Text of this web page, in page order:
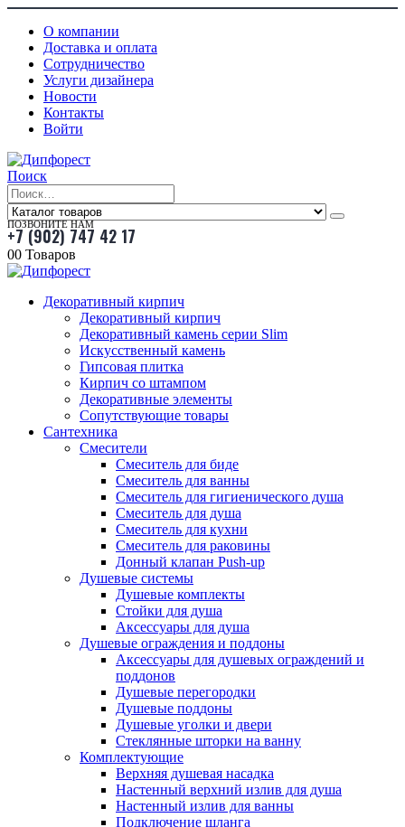
О компании
Доставка и оплата
Сотрудничество
Услуги дизайнера
Новости
Контакты
Войти
Поиск
ПОЗВОНИТЕ НАМ
+7 (902) 747 42 17
00 Товаров
Декоративный кирпич
Декоративный кирпич
Декоративный камень серии Slim
Искусственный камень
Гипсовая плитка
Кирпич со штампом
Декоративные элементы
Сопутствующие товары
Сантехника
Смесители
Смеситель для биде
Смеситель для ванны
Смеситель для гигиенического душа
Смеситель для душа
Смеситель для кухни
Смеситель для раковины
Донный клапан Push-up
Душевые системы
Душевые комплекты
Стойки для душа
Аксессуары для душа
Душевые ограждения и поддоны
Аксессуары для душевых ограждений и
поддонов
Душевые перегородки
Душевые поддоны
Душевые уголки и двери
Стеклянные шторки на ванну
Комплектующие
Верхняя душевая насадка
Настенный верхний излив для душа
Настенный излив для ванны
Подключение шланга